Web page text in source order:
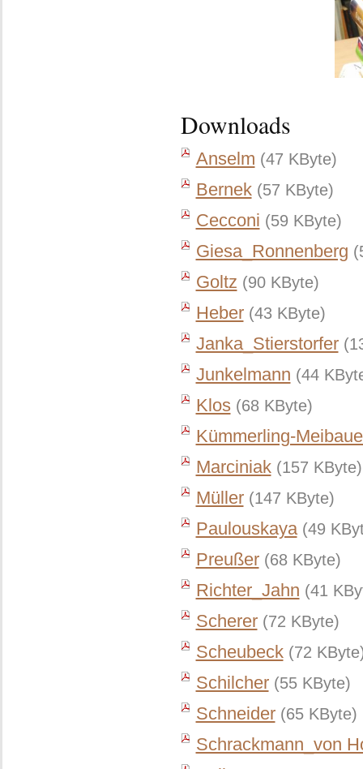
Downloads
Anselm (47 KByte)
Bernek (57 KByte)
Cecconi (59 KByte)
Giesa_Ronnenberg
Goltz (90 KByte)
Heber (43 KByte)
Janka_Stierstorfer
Junkelmann (44
Klos (68 KByte)
Kümmerling-
Marciniak (157 KByte)
Müller (147 KByte)
Paulouskaya (49
Preußer (68 KByte)
Richter_Jahn (41
Scherer (72 KByte)
Scheubeck (72
Schilcher (55 KByte)
Schneider (65 KByte)
Schrackmann_von